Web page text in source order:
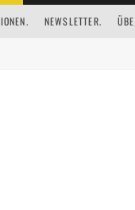
NEWSLETTER.